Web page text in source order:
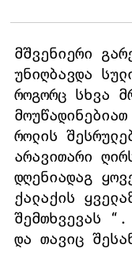
მშვენიერი
უნიღბავდა
როგორც სხვა
როლის
არავითარი
დღენიადაგ
ქალაქის
შემთხვევას “.
და თავიც